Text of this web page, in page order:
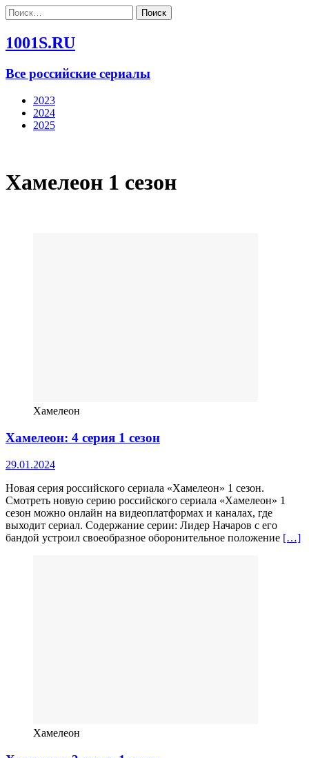
Найти:
1001S.RU
Все российские сериалы
2023
2024
2025
Хамелеон 1 сезон
Хамелеон
Хамелеон: 4 серия 1 сезон
29.01.2024
Новая серия российского сериала «Хамелеон» 1 сезон.
Смотреть новую серию российского сериала «Хамелеон» 1
сезон можно онлайн на видеоплатформах и каналах, где
выходит сериал. Содержание серии: Лидер Начаров с его
бандой устроил своеобразное оборонительное положение […]
Хамелеон